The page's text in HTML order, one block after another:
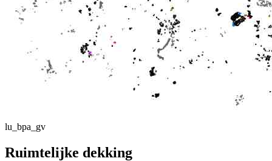
lu_bpa_gv
Ruimtelijke dekking